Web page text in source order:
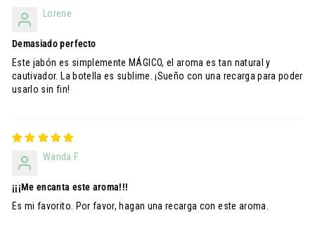
Lorene
Demasiado perfecto
Este jabón es simplemente MÁGICO, el aroma es tan natural y
cautivador. La botella es sublime. ¡Sueño con una recarga para poder
usarlo sin fin!
Wanda F.
¡¡¡Me encanta este aroma!!!
Es mi favorito. Por favor, hagan una recarga con este aroma.